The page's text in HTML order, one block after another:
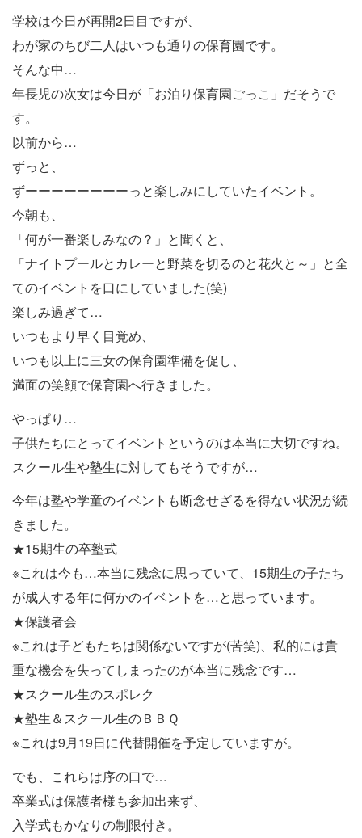
学校は今日が再開2日目ですが、
わが家のちび二人はいつも通りの保育園です。
そんな中…
年長児の次女は今日が「お泊り保育園ごっこ」だそうで
す。
以前から…
ずっと、
ずーーーーーーーーっと楽しみにしていたイベント。
今朝も、
「何が一番楽しみなの？」と聞くと、
「ナイトプールとカレーと野菜を切るのと花火と～」と全
てのイベントを口にしていました(笑)
楽しみ過ぎて…
いつもより早く目覚め、
いつも以上に三女の保育園準備を促し、
満面の笑顔で保育園へ行きました。
やっぱり…
子供たちにとってイベントというのは本当に大切ですね。
スクール生や塾生に対してもそうですが…
今年は塾や学童のイベントも断念せざるを得ない状況が続
きました。
★15期生の卒塾式
※これは今も…本当に残念に思っていて、15期生の子たち
が成人する年に何かのイベントを…と思っています。
★保護者会
※これは子どもたちは関係ないですが(苦笑)、私的には貴
重な機会を失ってしまったのが本当に残念です…
★スクール生のスポレク
★塾生＆スクール生のＢＢＱ
※これは9月19日に代替開催を予定していますが。
でも、これらは序の口で…
卒業式は保護者様も参加出来ず、
入学式もかなりの制限付き。